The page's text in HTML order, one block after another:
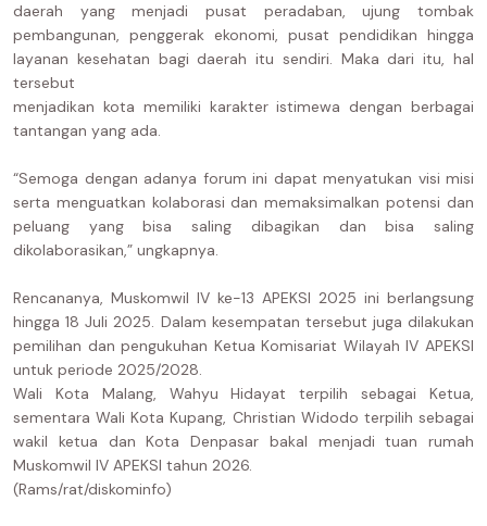
daerah yang menjadi pusat peradaban, ujung tombak
pembangunan, penggerak ekonomi, pusat pendidikan hingga
layanan kesehatan bagi daerah itu sendiri. Maka dari itu, hal
tersebut
menjadikan kota memiliki karakter istimewa dengan berbagai
tantangan yang ada.
“Semoga dengan adanya forum ini dapat menyatukan visi misi
serta menguatkan kolaborasi dan memaksimalkan potensi dan
peluang yang bisa saling dibagikan dan bisa saling
dikolaborasikan,” ungkapnya.
Rencananya, Muskomwil IV ke-13 APEKSI 2025 ini berlangsung
hingga 18 Juli 2025. Dalam kesempatan tersebut juga dilakukan
pemilihan dan pengukuhan Ketua Komisariat Wilayah IV APEKSI
untuk periode 2025/2028.
Wali Kota Malang, Wahyu Hidayat terpilih sebagai Ketua,
sementara Wali Kota Kupang, Christian Widodo terpilih sebagai
wakil ketua dan Kota Denpasar bakal menjadi tuan rumah
Muskomwil IV APEKSI tahun 2026.
(Rams/rat/diskominfo)